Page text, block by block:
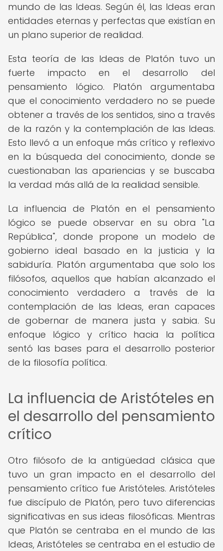
mundo de las Ideas. Según él, las Ideas eran
entidades eternas y perfectas que existían en
un plano superior de realidad.
Esta teoría de las Ideas de Platón tuvo un
fuerte impacto en el desarrollo del
pensamiento lógico. Platón argumentaba
que el conocimiento verdadero no se puede
obtener a través de los sentidos, sino a través
de la razón y la contemplación de las Ideas.
Esto llevó a un enfoque más crítico y reflexivo
en la búsqueda del conocimiento, donde se
cuestionaban las apariencias y se buscaba
la verdad más allá de la realidad sensible.
La influencia de Platón en el pensamiento
lógico se puede observar en su obra "La
República", donde propone un modelo de
gobierno ideal basado en la justicia y la
sabiduría. Platón argumentaba que solo los
filósofos, aquellos que habían alcanzado el
conocimiento verdadero a través de la
contemplación de las Ideas, eran capaces
de gobernar de manera justa y sabia. Su
enfoque lógico y crítico hacia la política
sentó las bases para el desarrollo posterior
de la filosofía política.
La influencia de Aristóteles en
el desarrollo del pensamiento
crítico
Otro filósofo de la antigüedad clásica que
tuvo un gran impacto en el desarrollo del
pensamiento crítico fue Aristóteles. Aristóteles
fue discípulo de Platón, pero tuvo diferencias
significativas en sus ideas filosóficas. Mientras
que Platón se centraba en el mundo de las
Ideas, Aristóteles se centraba en el estudio de